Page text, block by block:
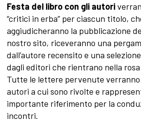
Festa del libro con gli autori
“critici in erba” per ciascun titolo,
aggiudicheranno la pubblicazione
nostro sito, riceveranno una
dall’autore recensito e una
dagli editori che rientrano nella
Tutte le lettere pervenute verranno
autori a cui sono rivolte e
importante riferimento per la
incontri.